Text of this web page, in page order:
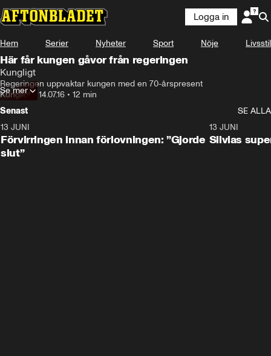
Logga in
Hem Serier Nyheter Sport Nöje Livsstil
Här får kungen gåvor från regeringen
Kungligt
Regeringen uppvaktar kungen med en 70-årspresent
Kungligt• 14.07.16 • 12 min
Se mer
Senast
SE ALLA
13 JUNI
Förvirringen innan förlovningen: ”Gjorde
slut”
13 JUNI
Silvias